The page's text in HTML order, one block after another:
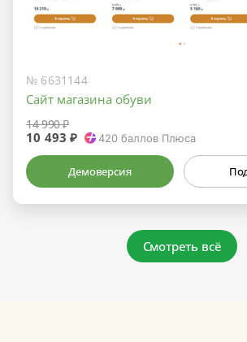
№ 6631144
Сайт магазина обуви
14 990 ₽
10 493 ₽ 420баллов Плюса
Демоверсия
Смотреть всё